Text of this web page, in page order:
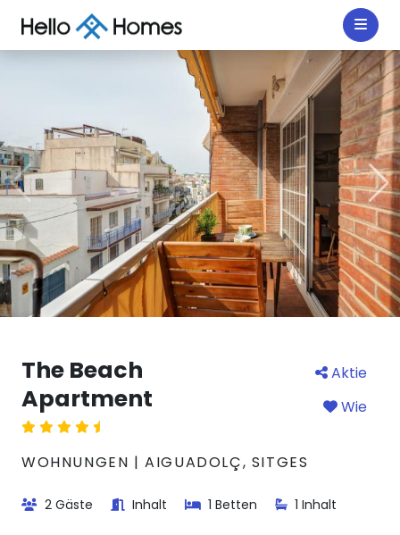
The Beach
Apartment
Aktie
Wie
WOHNUNGEN | AIGUADOLÇ, SITGES
2 Gäste Inhalt 1 Betten 1 Inhalt